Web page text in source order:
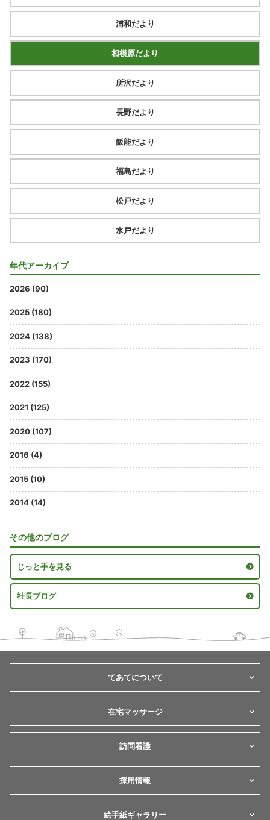
浦和だより
相模原だより
所沢だより
長野だより
飯能だより
福島だより
松戸だより
水戸だより
年代アーカイブ
2026 (90)
2025 (180)
2024 (138)
2023 (170)
2022 (155)
2021 (125)
2020 (107)
2016 (4)
2015 (10)
2014 (14)
その他のブログ
じっと手を見る
社長ブログ
てあてについて
在宅マッサージ
訪問看護
採用情報
絵手紙ギャラリー